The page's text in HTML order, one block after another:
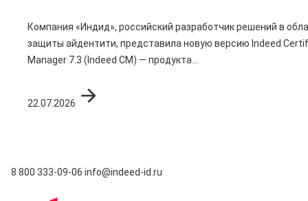
Компания «Индид», российский разработчик решений в
защиты айдентити, представила новую версию Indeed
Manager 7.3 (Indeed CM) — продукта...
22.07.2026
8 800 333-09-06 info@indeed-id.ru